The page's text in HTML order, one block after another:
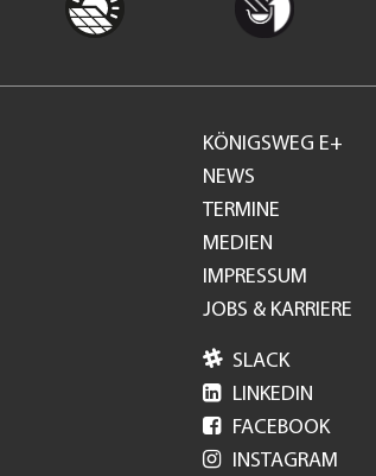
Footer
GH
KÖNIGSWEG E+
NEWS
TERMINE
MEDIEN
IMPRESSUM
JOBS & KARRIERE
 SLACK
 LINKEDIN
 FACEBOOK
 INSTAGRAM